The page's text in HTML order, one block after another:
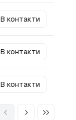
В контакти
В контакти
В контакти